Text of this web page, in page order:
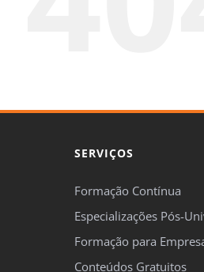
SERVIÇOS
Formação Contínua
Especializações Pós-
Formação para
Conteúdos Gratuitos